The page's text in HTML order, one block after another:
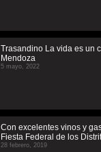
Trasandino La vida es un
Mendoza
5 mayo, 2022
Con excelentes vinos y
Fiesta Federal de los
28 febrero, 2019